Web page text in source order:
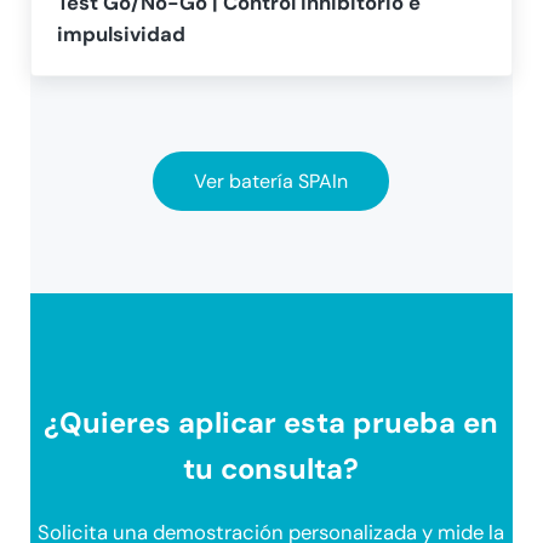
impulsividad
Ver batería SPAIn
¿Quieres aplicar esta prueba en
tu consulta?
Solicita una demostración personalizada y mide la